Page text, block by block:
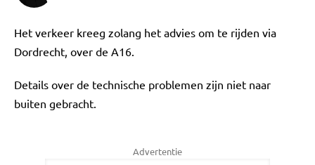
Het verkeer kreeg zolang het advies om te rijden via
Dordrecht, over de A16.
Details over de technische problemen zijn niet naar
buiten gebracht.
Advertentie